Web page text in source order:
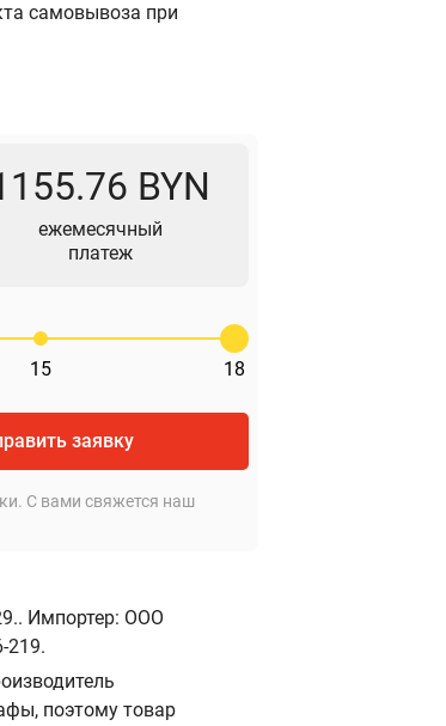
самовывоза при
BYN
ежемесячный
платеж
18
15
заявку
С вами свяжется наш
Импортер: ООО
219.
поэтому товар